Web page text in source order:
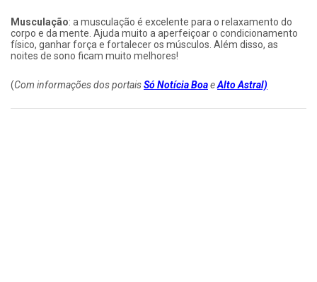
Musculação: a musculação é excelente para o relaxamento do
corpo e da mente. Ajuda muito a aperfeiçoar o condicionamento
físico, ganhar força e fortalecer os músculos. Além disso, as
noites de sono ficam muito melhores!
(Com informações dos portaisSó Notícia BoaeAlto Astral)